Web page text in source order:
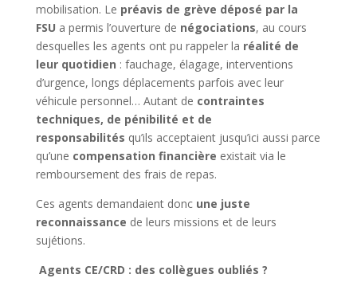
mobilisation. Le préavis de grève déposé par la
FSU a permis l’ouverture de négociations, au cours
desquelles les agents ont pu rappeler la réalité de
leur quotidien : fauchage, élagage, interventions
d’urgence, longs déplacements parfois avec leur
véhicule personnel… Autant de contraintes
techniques, de pénibilité et de
responsabilités qu’ils acceptaient jusqu’ici aussi parce
qu’une compensation financière existait via le
remboursement des frais de repas.
Ces agents demandaient donc une juste
reconnaissance de leurs missions et de leurs
sujétions.
Agents CE/CRD : des collègues oubliés ?